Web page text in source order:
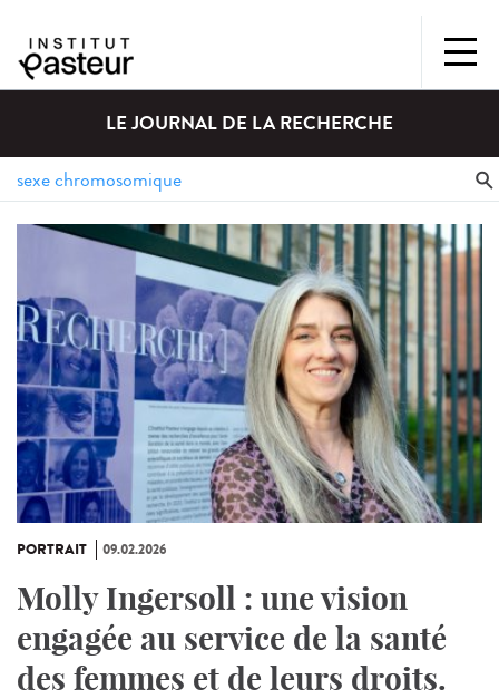
LE JOURNAL DE LA RECHERCHE
PORTRAIT 09.02.2026
Molly Ingersoll : une vision
engagée au service de la santé
des femmes et de leurs droits.